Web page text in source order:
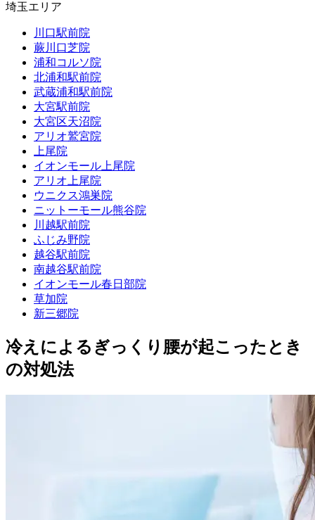
埼玉エリア
川口駅前院
蕨川口芝院
浦和コルソ院
北浦和駅前院
武蔵浦和駅前院
大宮駅前院
大宮区天沼院
アリオ鷲宮院
上尾院
イオンモール上尾院
アリオ上尾院
ウニクス鴻巣院
ニットーモール熊谷院
川越駅前院
ふじみ野院
越谷駅前院
南越谷駅前院
イオンモール春日部院
草加院
新三郷院
冷えによるぎっくり腰が起こったとき
の対処法